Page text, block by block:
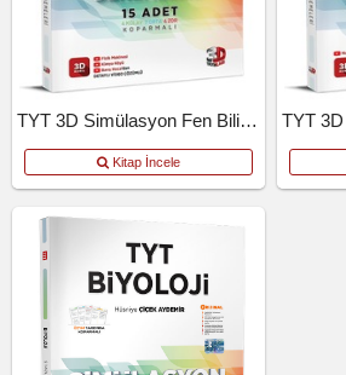
TYT 3D Simülasyon Fen Bilimleri Denemeleri
Kitap İncele